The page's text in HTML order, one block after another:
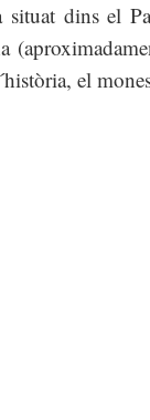
dins el
el